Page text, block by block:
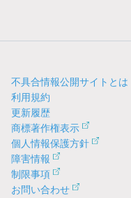
不具合情報公開サイトとは
利用規約
更新履歴
商標著作権表示
個人情報保護方針
障害情報
制限事項
お問い合わせ